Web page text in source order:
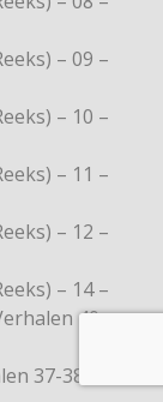
– 09 –
– 10 –
– 11 –
– 12 –
– 14 –
40-
37-38-